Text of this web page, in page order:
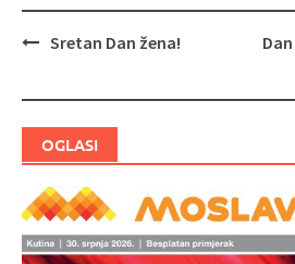
Sretan Dan žena!
OGLASI